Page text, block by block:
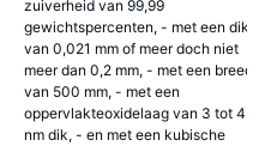
zuiverheid van 99,99
gewichtspercenten, - met een dikte
van 0,021 mm of meer doch niet
meer dan 0,2 mm, - met een breedte
van 500 mm, - met een
oppervlakteoxidelaag van 3 tot 4
nm dik, - en met een kubische